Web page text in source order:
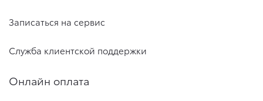
Записаться на сервис
Служба клиентской поддержки
Онлайн оплата